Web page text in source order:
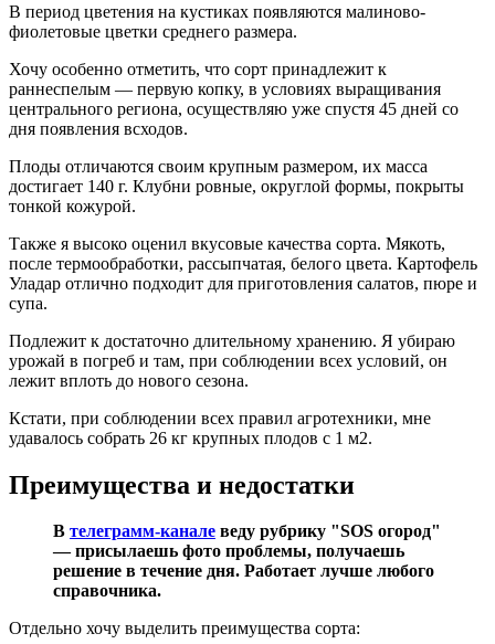
В период цветения на кустиках появляются малиново-
фиолетовые цветки среднего размера.
Хочу особенно отметить, что сорт принадлежит к
раннеспелым — первую копку, в условиях выращивания
центрального региона, осуществляю уже спустя 45 дней со
дня появления всходов.
Плоды отличаются своим крупным размером, их масса
достигает 140 г. Клубни ровные, округлой формы, покрыты
тонкой кожурой.
Также я высоко оценил вкусовые качества сорта. Мякоть,
после термообработки, рассыпчатая, белого цвета. Картофель
Уладар отлично подходит для приготовления салатов, пюре и
супа.
Подлежит к достаточно длительному хранению. Я убираю
урожай в погреб и там, при соблюдении всех условий, он
лежит вплоть до нового сезона.
Кстати, при соблюдении всех правил агротехники, мне
удавалось собрать 26 кг крупных плодов с 1 м2.
Преимущества и недостатки
В телеграмм-канале веду рубрику "SOS огород"
— присылаешь фото проблемы, получаешь
решение в течение дня. Работает лучше любого
справочника.
Отдельно хочу выделить преимущества сорта: